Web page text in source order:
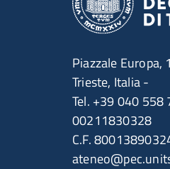
Piazzale
Trieste, Italia -
Tel. +39 040 558
00211830328
C.F.